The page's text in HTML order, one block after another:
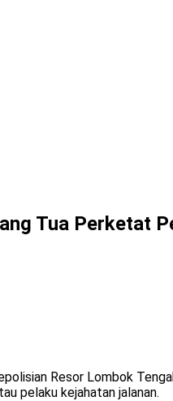
Tua Perketat
Resor Lombok
pelaku kejahatan jalanan.